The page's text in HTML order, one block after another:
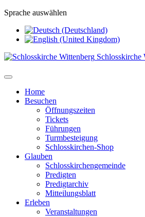
Sprache auswählen
Schlosskirche
Home
Besuchen
Öffnungszeiten
Tickets
Führungen
Turmbesteigung
Schlosskirchen-Shop
Glauben
Schlosskirchengemeinde
Predigten
Predigtarchiv
Mitteilungsblatt
Erleben
Veranstaltungen